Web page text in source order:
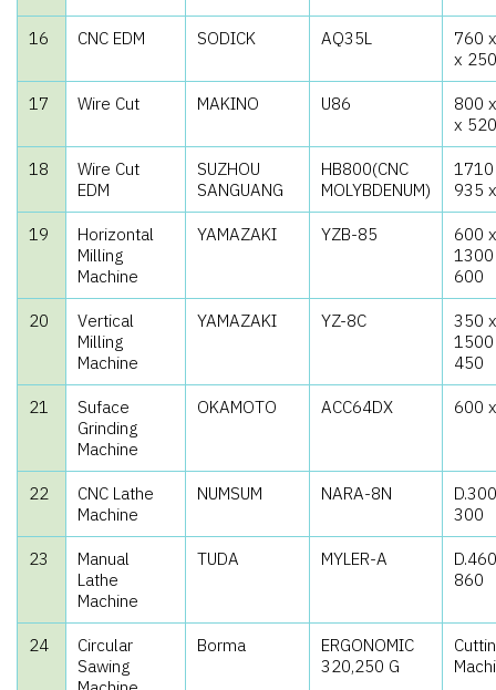
16
CNC EDM SODICK AQ35L
760
x 250
17
Wire Cut MAKINO U86
800
x 520
18
Wire Cut
EDM
SUZHOU
SANGUANG
HB800(CNC
MOLYBDENUM)
935
19
Horizontal
Milling
Machine
YAMAZAKI YZB-85
600 x
600
20
Vertical
Milling
Machine
YAMAZAKI YZ-8C
350 x
450
21
Suface
Grinding
Machine
OKAMOTO ACC64DX 600
22
CNC Lathe
Machine
NUMSUM NARA-8N
300
23
Manual
Lathe
Machine
TUDA MYLER-A
860
24
Circular
Sawing
Borma
ERGONOMIC
320,250 G